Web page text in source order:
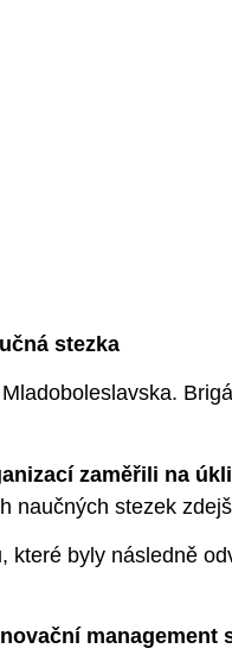
stezka
zaměřili na
naučných stezek
byly následně
management